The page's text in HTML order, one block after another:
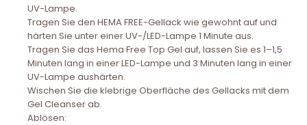
UV-Lampe.
Tragen Sie den HEMA FREE-Gellack wie gewohnt auf und
härten Sie unter einer UV-/LED-Lampe 1 Minute aus.
Tragen Sie das Hema Free Top Gel auf, lassen Sie es 1–1,5
Minuten lang in einer LED-Lampe und 3 Minuten lang in einer
UV-Lampe aushärten.
Wischen Sie die klebrige Oberfläche des Gellacks mit dem
Gel Cleanser ab.
Ablösen: